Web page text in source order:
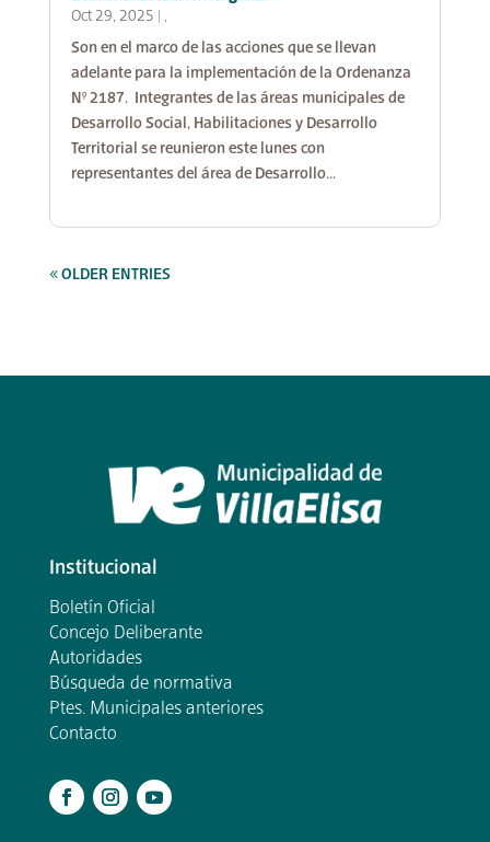
Oct 29, 2025
,
Son en el marco de las acciones que se llevan
adelante para la implementación de la Ordenanza
N° 2187. Integrantes de las áreas municipales de
Desarrollo Social, Habilitaciones y Desarrollo
Territorial se reunieron este lunes con
representantes del área de Desarrollo...
« OLDER ENTRIES
Institucional
Boletín Oficial
Concejo Deliberante
Autoridades
Búsqueda de normativa
Ptes. Municipales anteriores
Contacto